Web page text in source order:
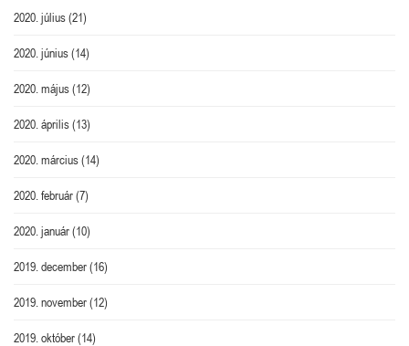
2020. július(21)
2020. június(14)
2020. május(12)
2020. április(13)
2020. március(14)
2020. február(7)
2020. január(10)
2019. december(16)
2019. november(12)
2019. október(14)